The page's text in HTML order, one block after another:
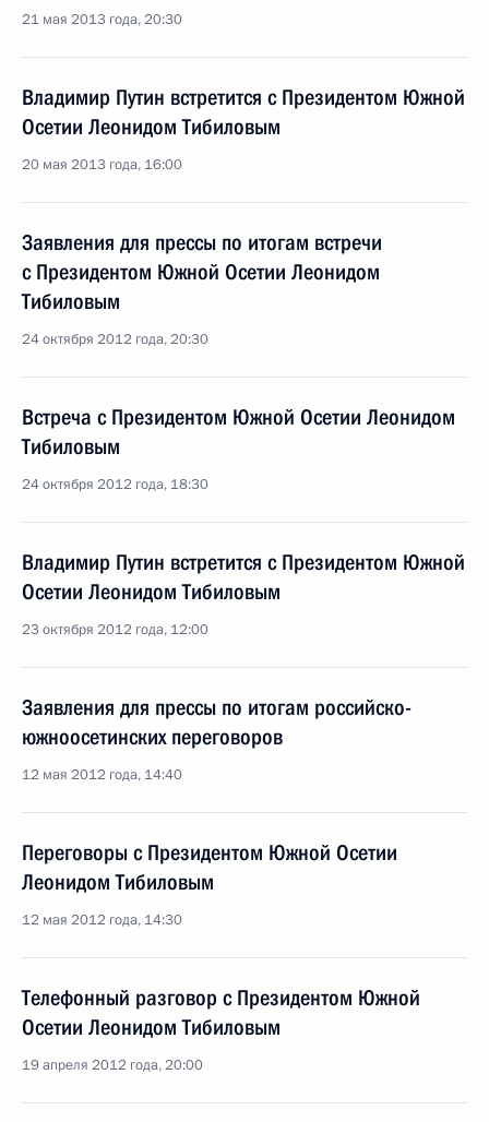
21 мая 2013 года, 20:30
Владимир Путин встретится с Президентом Южной
Осетии Леонидом Тибиловым
20 мая 2013 года, 16:00
Заявления для прессы по итогам встречи
с Президентом Южной Осетии Леонидом
Тибиловым
24 октября 2012 года, 20:30
Встреча с Президентом Южной Осетии Леонидом
Тибиловым
24 октября 2012 года, 18:30
Владимир Путин встретится с Президентом Южной
Осетии Леонидом Тибиловым
23 октября 2012 года, 12:00
Заявления для прессы по итогам российско-
южноосетинских переговоров
12 мая 2012 года, 14:40
Переговоры с Президентом Южной Осетии
Леонидом Тибиловым
12 мая 2012 года, 14:30
Телефонный разговор с Президентом Южной
Осетии Леонидом Тибиловым
19 апреля 2012 года, 20:00